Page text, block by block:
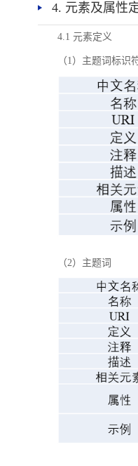
4. 元素及属性
4.1 元素定义
（1）主题词标识
（2）主题词